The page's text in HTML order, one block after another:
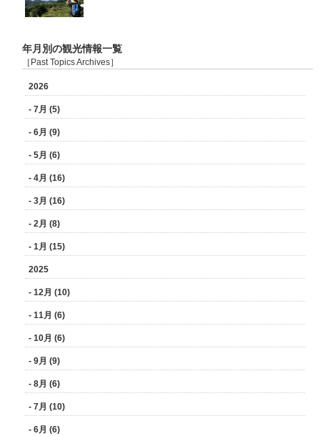
年月別の観光情報一覧
［Past Topics Archives］
2026
- 7月 (5)
- 6月 (9)
- 5月 (6)
- 4月 (16)
- 3月 (16)
- 2月 (8)
- 1月 (15)
2025
- 12月 (10)
- 11月 (6)
- 10月 (6)
- 9月 (9)
- 8月 (6)
- 7月 (10)
- 6月 (6)